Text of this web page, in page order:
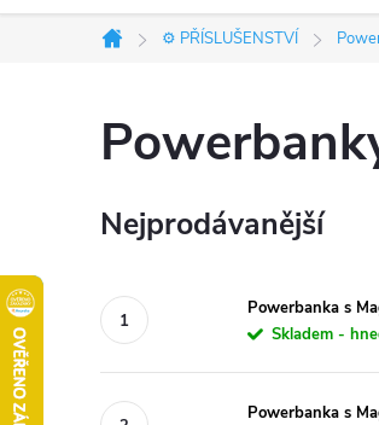
Domů
⚙️ PŘÍSLUŠENSTVÍ
Nejprodávanější
Powerbanka s
Skladem -
Powerbanka s